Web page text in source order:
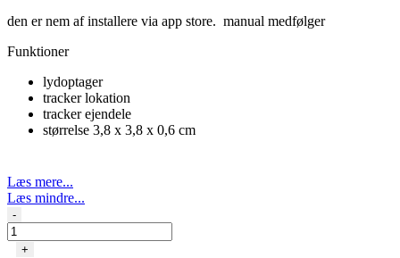
den er nem af installere via app store. manual medfølger
Funktioner
lydoptager
tracker lokation
tracker ejendele
størrelse 3,8 x 3,8 x 0,6 cm
Læs mere...
Læs mindre...
Mini
tracker
-
-
+